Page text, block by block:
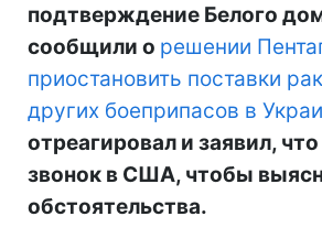
подтверждение Белого
сообщили о решении
приостановить поставки
других боеприпасов в
отреагировал и заявил,
звонок в США, чтобы
обстоятельства.